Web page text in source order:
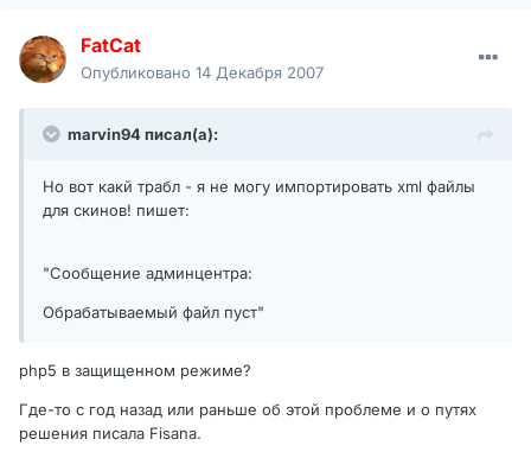
FatCat
Опубликовано 14 Декабря 2007
marvin94 писал(а):
Но вот какй трабл - я не могу импортировать xml файлы
для скинов! пишет:
"Сообщение админцентра:
Обрабатываемый файл пуст"
php5 в защищенном режиме?
Где-то с год назад или раньше об этой проблеме и о путях
решения писала Fisana.